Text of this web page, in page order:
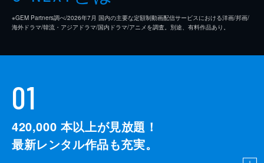
※GEM Partners調べ/2026年7⽉ 国内の主要な定額制動画配信サービスにおける洋画/邦画/
海外ドラマ/韓流・アジアドラマ/国内ドラマ/アニメを調査。別途、有料作品あり。
01
420,000 本以上が見放題！
最新レンタル作品も充実。